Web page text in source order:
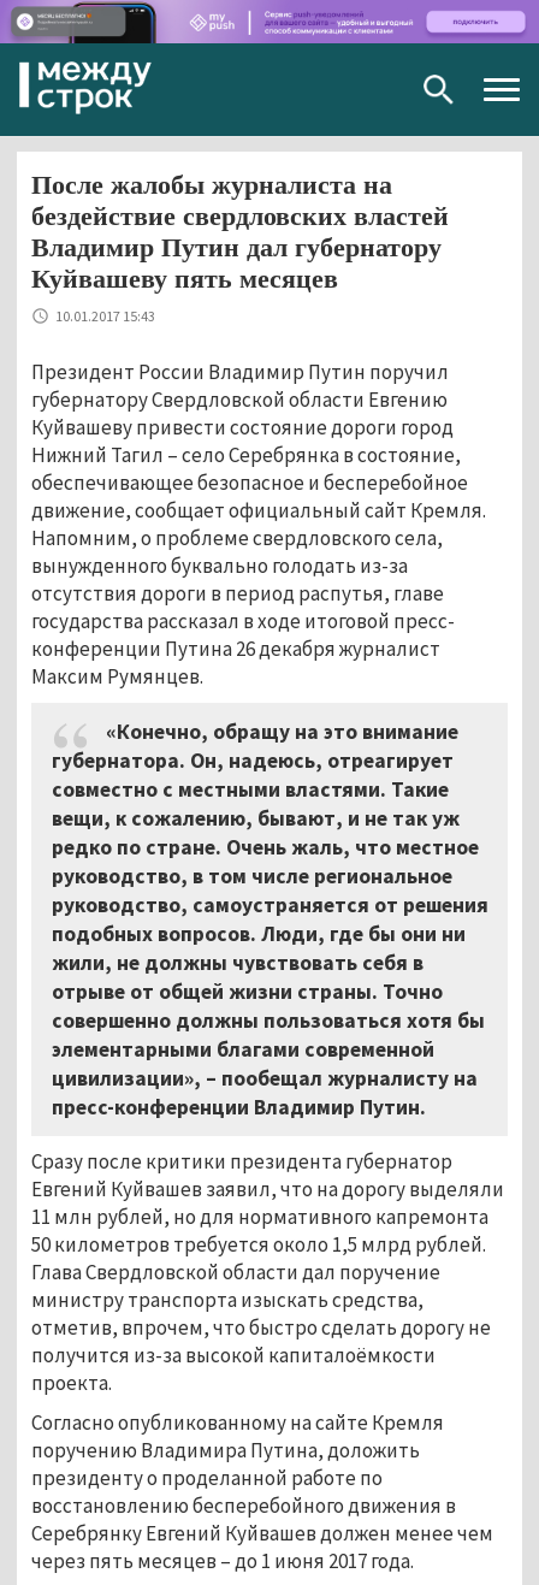
После жалобы журналиста на
бездействие свердловских властей
Владимир Путин дал губернатору
Куйвашеву пять месяцев
10.01.2017 15:43
Президент России Владимир Путин поручил
губернатору Свердловской области Евгению
Куйвашеву привести состояние дороги город
Нижний Тагил – село Серебрянка в состояние,
обеспечивающее безопасное и бесперебойное
движение, сообщает официальный сайт Кремля.
Напомним, о проблеме свердловского села,
вынужденного буквально голодать из-за
отсутствия дороги в период распутья, главе
государства рассказал в ходе итоговой пресс-
конференции Путина 26 декабря журналист
Максим Румянцев.
«Конечно, обращу на это внимание
губернатора. Он, надеюсь, отреагирует
совместно с местными властями. Такие
вещи, к сожалению, бывают, и не так уж
редко по стране. Очень жаль, что местное
руководство, в том числе региональное
руководство, самоустраняется от решения
подобных вопросов. Люди, где бы они ни
жили, не должны чувствовать себя в
отрыве от общей жизни страны. Точно
совершенно должны пользоваться хотя бы
элементарными благами современной
цивилизации», – пообещал журналисту на
пресс-конференции Владимир Путин.
Сразу после критики президента губернатор
Евгений Куйвашев заявил, что на дорогу выделяли
11 млн рублей, но для нормативного капремонта
50 километров требуется около 1,5 млрд рублей.
Глава Свердловской области дал поручение
министру транспорта изыскать средства,
отметив, впрочем, что быстро сделать дорогу не
получится из-за высокой капиталоёмкости
проекта.
Согласно опубликованному на сайте Кремля
поручению Владимира Путина, доложить
президенту о проделанной работе по
восстановлению бесперебойного движения в
Серебрянку Евгений Куйвашев должен менее чем
через пять месяцев – до 1 июня 2017 года.